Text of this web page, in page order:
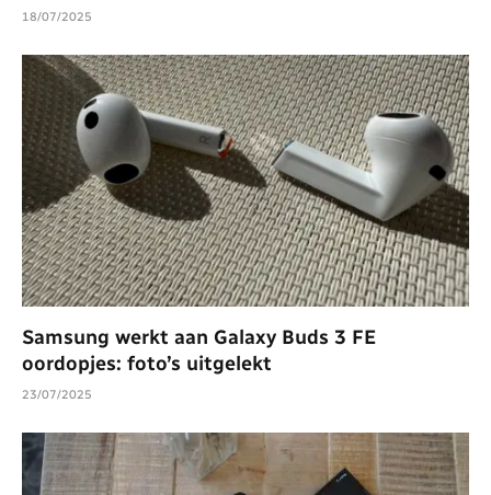
18/07/2025
Samsung werkt aan Galaxy Buds 3 FE
oordopjes: foto’s uitgelekt
23/07/2025